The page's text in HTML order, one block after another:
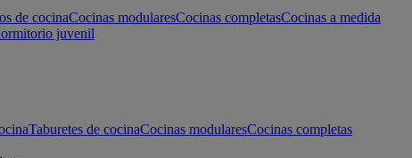
de cocinaCocinas modularesCocinas completasCocinas a medida
juvenil
Taburetes de cocinaCocinas modularesCocinas completas